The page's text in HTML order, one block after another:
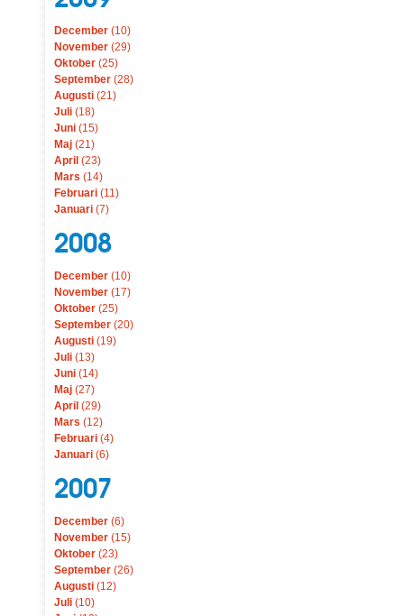
December (10)
November (29)
Oktober (25)
September (28)
Augusti (21)
Juli (18)
Juni (15)
Maj (21)
April (23)
Mars (14)
Februari (11)
Januari (7)
2008
December (10)
November (17)
Oktober (25)
September (20)
Augusti (19)
Juli (13)
Juni (14)
Maj (27)
April (29)
Mars (12)
Februari (4)
Januari (6)
2007
December (6)
November (15)
Oktober (23)
September (26)
Augusti (12)
Juli (10)